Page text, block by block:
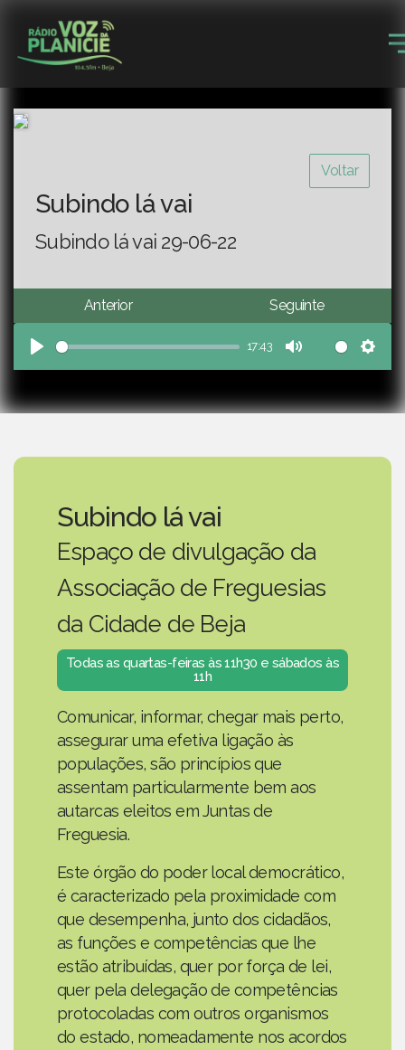
Voltar
Subindo lá vai
Subindo lá vai 29-06-22
Anterior Seguinte
Play
17:43
Mute
Subindo lá vai
Espaço de divulgação da
Associação de Freguesias
da Cidade de Beja
Todas as quartas-feiras às 11h30 e sábados às
11h
Comunicar, informar, chegar mais perto,
assegurar uma efetiva ligação às
populações, são princípios que
assentam particularmente bem aos
autarcas eleitos em Juntas de
Freguesia.
Este órgão do poder local democrático,
é caracterizado pela proximidade com
que desempenha, junto dos cidadãos,
as funções e competências que lhe
estão atribuídas, quer por força de lei,
quer pela delegação de competências
protocoladas com outros organismos
do estado, nomeadamente nos acordos